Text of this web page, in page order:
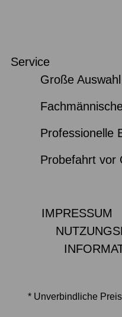
Service
Große
Professionelle
Probefahrt vor
IMPRESSUM
* Unverbindliche